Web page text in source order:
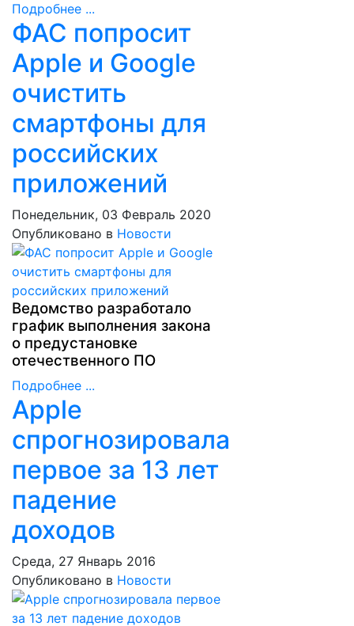
Подробнее ...
ФАС попросит
Apple и Google
очистить
смартфоны для
российских
приложений
Понедельник, 03 Февраль 2020
Опубликовано в Новости
Ведомство разработало
график выполнения закона
о предустановке
отечественного ПО
Подробнее ...
Apple
спрогнозировала
первое за 13 лет
падение
доходов
Среда, 27 Январь 2016
Опубликовано в Новости